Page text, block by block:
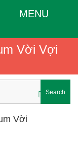
MENU
Vời Vợi
Search
Vời